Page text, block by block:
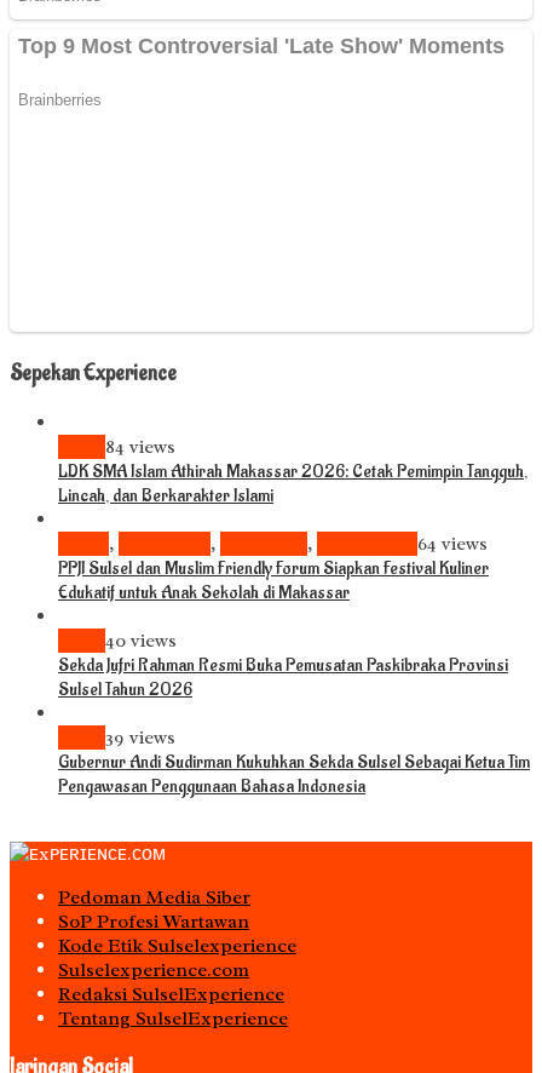
Sepekan Experience
84 views
LDK SMA Islam Athirah Makassar 2026: Cetak Pemimpin Tangguh,
Lincah, dan Berkarakter Islami
, , , 64 views
PPJI Sulsel dan Muslim Friendly Forum Siapkan Festival Kuliner
Edukatif untuk Anak Sekolah di Makassar
40 views
Sekda Jufri Rahman Resmi Buka Pemusatan Paskibraka Provinsi
Sulsel Tahun 2026
39 views
Gubernur Andi Sudirman Kukuhkan Sekda Sulsel Sebagai Ketua Tim
Pengawasan Penggunaan Bahasa Indonesia
Pedoman Media Siber
S0P Profesi Wartawan
Kode Etik Sulselexperience
Sulselexperience.com
Redaksi SulselExperience
Tentang SulselExperience
Jaringan Social